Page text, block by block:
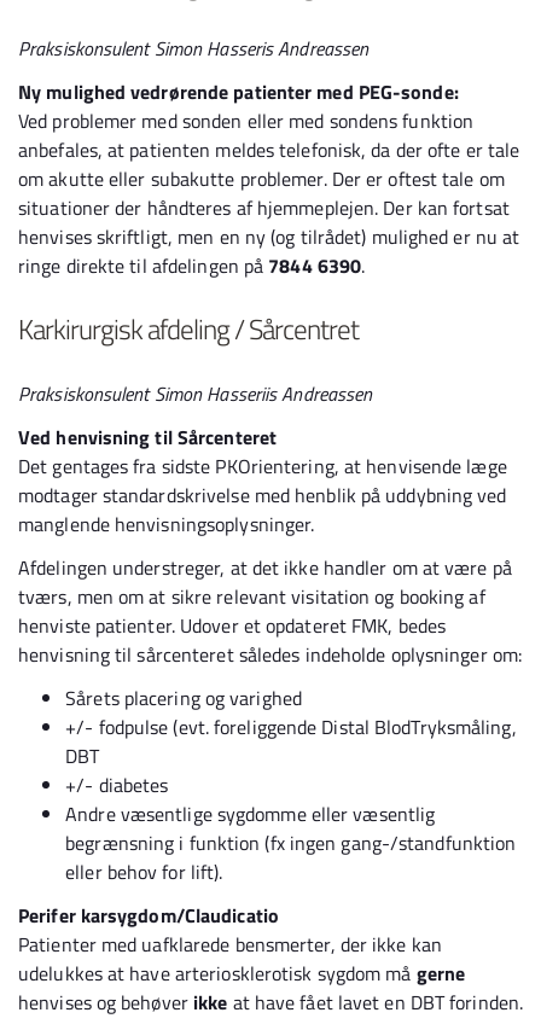
Praksiskonsulent Simon Hasseris Andreassen
Ny mulighed vedrørende patienter med PEG-sonde:
Ved problemer med sonden eller med sondens funktion
anbefales, at patienten meldes telefonisk, da der ofte er tale
om akutte eller subakutte problemer. Der er oftest tale om
situationer der håndteres af hjemmeplejen. Der kan fortsat
henvises skriftligt, men en ny (og tilrådet) mulighed er nu at
ringe direkte til afdelingen på 7844 6390.
Karkirurgisk afdeling / Sårcentret
Praksiskonsulent Simon Hasseriis Andreassen
Ved henvisning til Sårcenteret
Det gentages fra sidste PKOrientering, at henvisende læge
modtager standardskrivelse med henblik på uddybning ved
manglende henvisningsoplysninger.
Afdelingen understreger, at det ikke handler om at være på
tværs, men om at sikre relevant visitation og booking af
henviste patienter. Udover et opdateret FMK, bedes
henvisning til sårcenteret således indeholde oplysninger om:
Sårets placering og varighed
+/- fodpulse (evt. foreliggende Distal BlodTryksmåling,
DBT
+/- diabetes
Andre væsentlige sygdomme eller væsentlig
begrænsning i funktion (fx ingen gang-/standfunktion
eller behov for lift).
Perifer karsygdom/Claudicatio
Patienter med uafklarede bensmerter, der ikke kan
udelukkes at have arteriosklerotisk sygdom må gerne
henvises og behøver ikke at have fået lavet en DBT forinden.